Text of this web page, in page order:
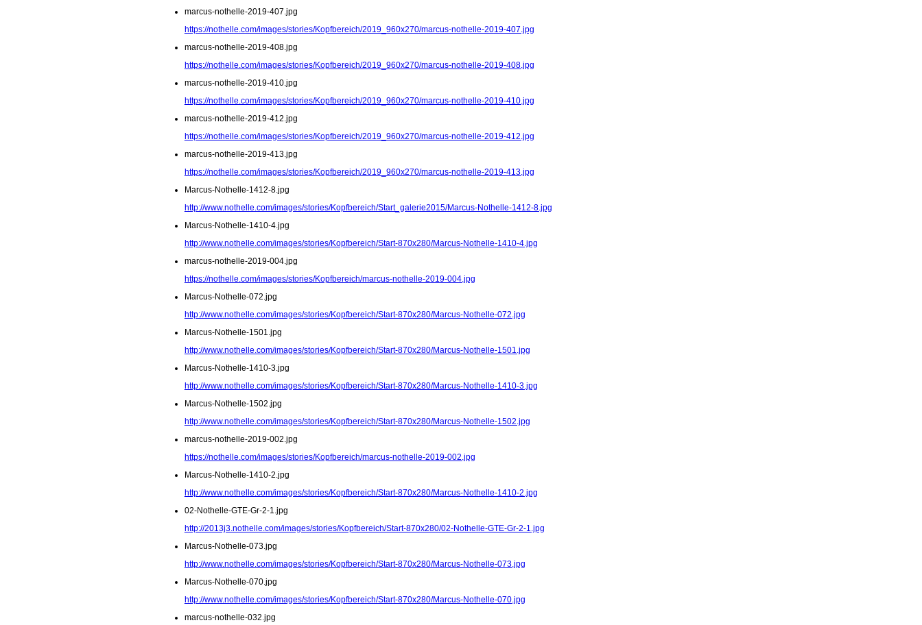
marcus-nothelle-2019-407.jpg
https://nothelle.com/images/stories/Kopfbereich/2019_960x270/marcus-nothelle-2019-407.jpg
marcus-nothelle-2019-408.jpg
https://nothelle.com/images/stories/Kopfbereich/2019_960x270/marcus-nothelle-2019-408.jpg
marcus-nothelle-2019-410.jpg
https://nothelle.com/images/stories/Kopfbereich/2019_960x270/marcus-nothelle-2019-410.jpg
marcus-nothelle-2019-412.jpg
https://nothelle.com/images/stories/Kopfbereich/2019_960x270/marcus-nothelle-2019-412.jpg
marcus-nothelle-2019-413.jpg
https://nothelle.com/images/stories/Kopfbereich/2019_960x270/marcus-nothelle-2019-413.jpg
Marcus-Nothelle-1412-8.jpg
http://www.nothelle.com/images/stories/Kopfbereich/Start_galerie2015/Marcus-Nothelle-1412-8.jpg
Marcus-Nothelle-1410-4.jpg
http://www.nothelle.com/images/stories/Kopfbereich/Start-870x280/Marcus-Nothelle-1410-4.jpg
marcus-nothelle-2019-004.jpg
https://nothelle.com/images/stories/Kopfbereich/marcus-nothelle-2019-004.jpg
Marcus-Nothelle-072.jpg
http://www.nothelle.com/images/stories/Kopfbereich/Start-870x280/Marcus-Nothelle-072.jpg
Marcus-Nothelle-1501.jpg
http://www.nothelle.com/images/stories/Kopfbereich/Start-870x280/Marcus-Nothelle-1501.jpg
Marcus-Nothelle-1410-3.jpg
http://www.nothelle.com/images/stories/Kopfbereich/Start-870x280/Marcus-Nothelle-1410-3.jpg
Marcus-Nothelle-1502.jpg
http://www.nothelle.com/images/stories/Kopfbereich/Start-870x280/Marcus-Nothelle-1502.jpg
marcus-nothelle-2019-002.jpg
https://nothelle.com/images/stories/Kopfbereich/marcus-nothelle-2019-002.jpg
Marcus-Nothelle-1410-2.jpg
http://www.nothelle.com/images/stories/Kopfbereich/Start-870x280/Marcus-Nothelle-1410-2.jpg
02-Nothelle-GTE-Gr-2-1.jpg
http://2013j3.nothelle.com/images/stories/Kopfbereich/Start-870x280/02-Nothelle-GTE-Gr-2-1.jpg
Marcus-Nothelle-073.jpg
http://www.nothelle.com/images/stories/Kopfbereich/Start-870x280/Marcus-Nothelle-073.jpg
Marcus-Nothelle-070.jpg
http://www.nothelle.com/images/stories/Kopfbereich/Start-870x280/Marcus-Nothelle-070.jpg
marcus-nothelle-032.jpg